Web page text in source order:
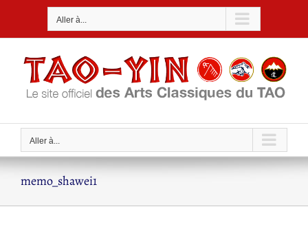
Aller à...
Aller à...
memo_shawei1